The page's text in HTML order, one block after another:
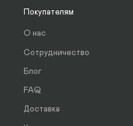
Покупателям
О нас
Сотрудничество
Блог
FAQ
Доставка